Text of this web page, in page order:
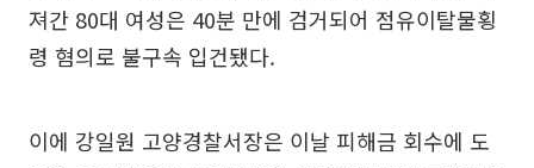
져간 80대 여성은 40분 만에 검거되어 점유이탈물횡
령 혐의로 불구속 입건됐다.
이에 강일원 고양경찰서장은 이날 피해금 회수에 도